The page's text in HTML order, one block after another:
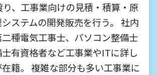
、工事業向けの見積・積算・原
ステムの開発販売を行う。 社内
種電気工事士、パソコン整備士
有資格者など工事業やITに詳し
籍。 複雑な部分も多い工事業に